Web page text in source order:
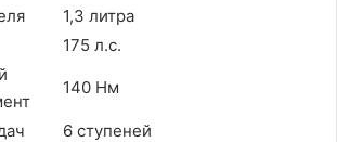
1,3 литра
175 л.с.
140 Нм
6 ступеней